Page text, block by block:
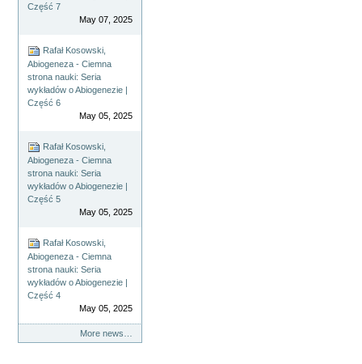
Część 7
May 07, 2025
Rafał Kosowski,
Abiogeneza - Ciemna
strona nauki: Seria
wykładów o Abiogenezie |
Część 6
May 05, 2025
Rafał Kosowski,
Abiogeneza - Ciemna
strona nauki: Seria
wykładów o Abiogenezie |
Część 5
May 05, 2025
Rafał Kosowski,
Abiogeneza - Ciemna
strona nauki: Seria
wykładów o Abiogenezie |
Część 4
May 05, 2025
More news…